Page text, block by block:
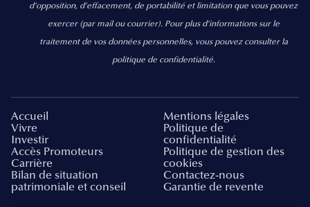
d’opposition, d’effacement, de portabilité et limitation que vous pouvez
exercer (par mail ou courrier). Pour plus d’informations sur le
traitement de vos données personnelles, vous pouvez consulter la
politique de confidentialité.
Accueil
Vivre
Investir
Accès Promoteurs
Carrière
Bilan de situation
patrimoniale et conseil
Mentions légales
Politique de
confidentialité
Politique de gestion des
cookies
Contactez-nous
Garantie de revente